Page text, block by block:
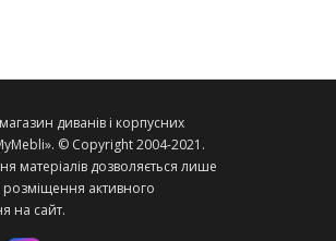
диванів і корпусних
© Copyright 2004-2021.
матеріалів дозволяється лише
активного
на сайт.